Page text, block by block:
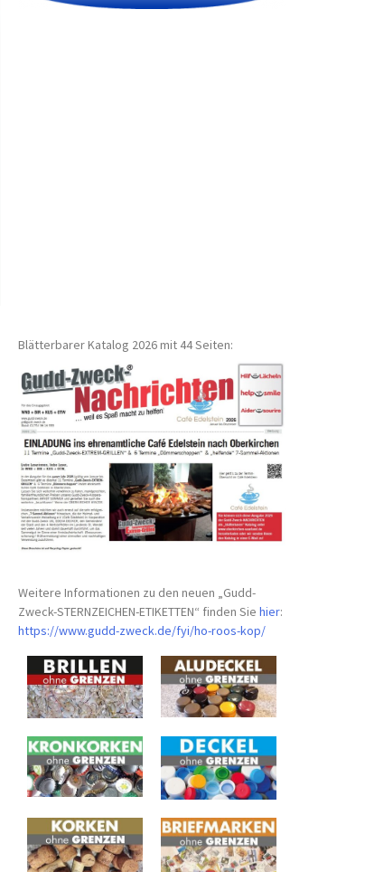
Blätterbarer Katalog 2026 mit 44 Seiten:
Weitere Informationen zu den neuen „Gudd-
Zweck-STERNZEICHEN-ETIKETTEN“ finden Siehier:
https://www.gudd-zweck.de/fyi/ho-roos-kop/